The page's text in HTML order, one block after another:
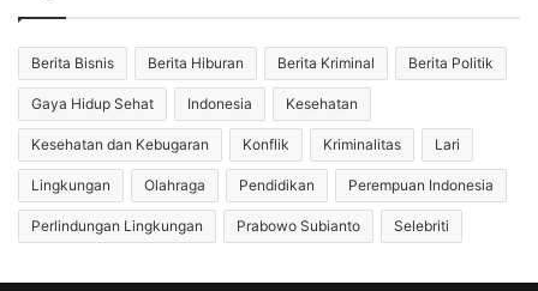
Berita Bisnis Berita Hiburan Berita Kriminal Berita Politik
Gaya Hidup Sehat Indonesia Kesehatan
Kesehatan dan Kebugaran Konflik Kriminalitas Lari
Lingkungan Olahraga Pendidikan Perempuan Indonesia
Perlindungan Lingkungan Prabowo Subianto Selebriti